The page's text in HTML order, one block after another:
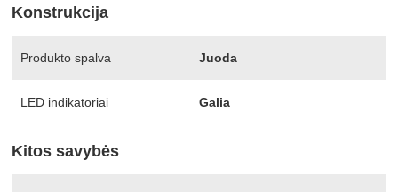
Konstrukcija
Produkto spalva Juoda
LED indikatoriai Galia
Kitos savybės